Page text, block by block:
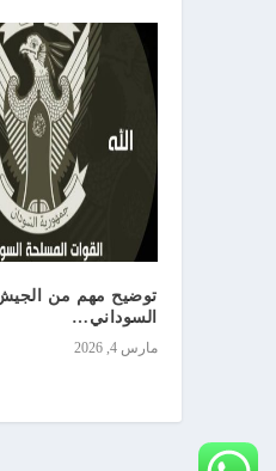
توضيح مهم من
السوداني…
مارس 4, 2026